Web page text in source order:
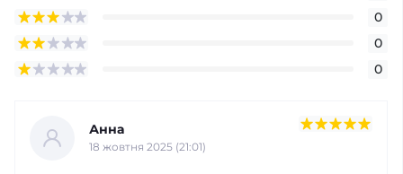
0
0
0
Анна
18 жовтня 2025 (21:01)